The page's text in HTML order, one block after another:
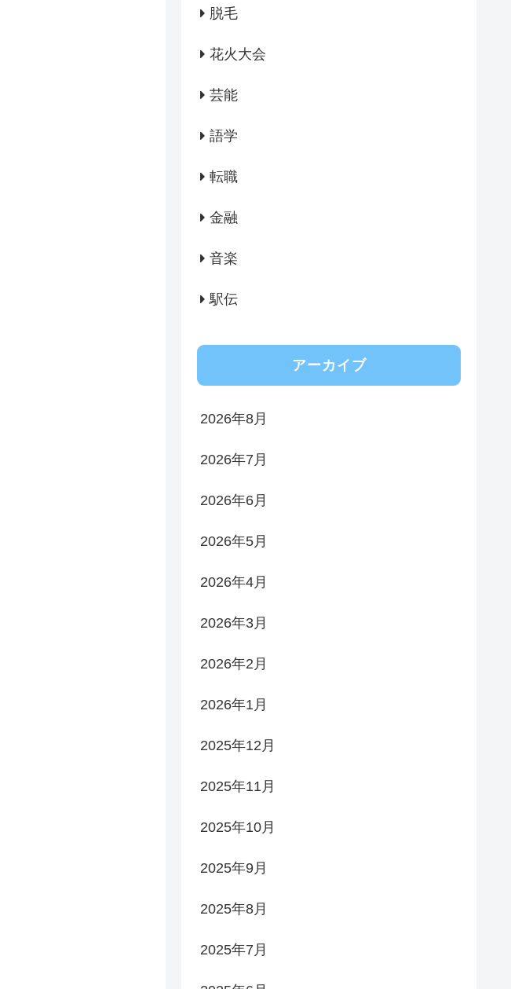
脱毛
花火大会
芸能
語学
転職
金融
音楽
駅伝
アーカイブ
2026年8月
2026年7月
2026年6月
2026年5月
2026年4月
2026年3月
2026年2月
2026年1月
2025年12月
2025年11月
2025年10月
2025年9月
2025年8月
2025年7月